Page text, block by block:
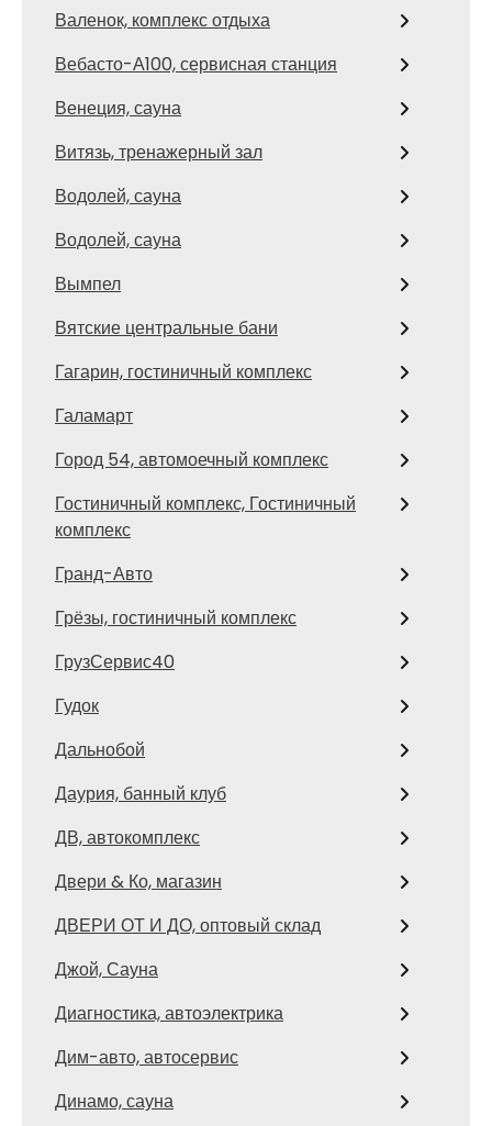
Валенок, комплекс отдыха
Вебасто-А100, сервисная станция
Венеция, сауна
Витязь, тренажерный зал
Водолей, сауна
Водолей, сауна
Вымпел
Вятские центральные бани
Гагарин, гостиничный комплекс
Галамарт
Город 54, автомоечный комплекс
Гостиничный комплекс, Гостиничный
комплекс
Гранд-Авто
Грёзы, гостиничный комплекс
ГрузСервис40
Гудок
Дальнобой
Даурия, банный клуб
ДВ, автокомплекс
Двери & Ко, магазин
ДВЕРИ ОТ И ДО, оптовый склад
Джой, Сауна
Диагностика, автоэлектрика
Дим-авто, автосервис
Динамо, сауна